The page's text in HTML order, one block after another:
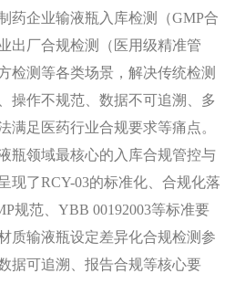
药企业输液瓶入库检测（GMP合
出厂合规检测（医用级精准管
检测等各类场景，解决传统检测
操作不规范、数据不可追溯、多
满足医药行业合规要求等痛点。
瓶领域最核心的入库合规管控与
现了RCY-03的标准化、合规化落
规范、YBB 00192003等标准要
质输液瓶设定差异化合规检测参
据可追溯、报告合规等核心要